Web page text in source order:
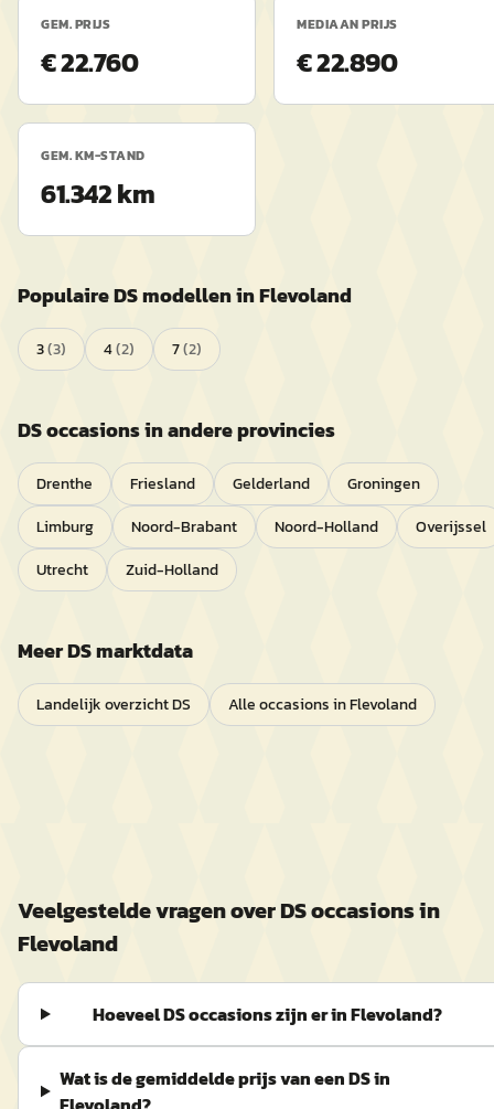
GEM. PRIJS
€ 22.760
MEDIAAN PRIJS
€ 22.890
GEM. KM-STAND
61.342 km
PopulaireDSmodellen inFlevoland
3(3) 4(2) 7(2)
DSoccasions in andere provincies
Drenthe Friesland Gelderland
Groningen
Limburg
Noord-Brabant Noord-Holland
Overijssel
Utrecht
Zuid-Holland
MeerDSmarktdata
Landelijk overzichtDS Alle occasions inFlevoland
Veelgestelde vragen overDSoccasions in
Flevoland
Hoeveel DS occasions zijn er in Flevoland?
Wat is de gemiddelde prijs van een DS in